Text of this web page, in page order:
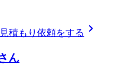
積もり依頼をする chevron_right
ん